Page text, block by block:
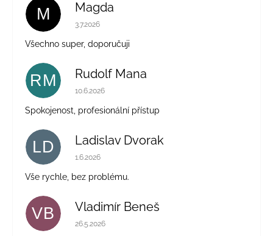
M Magda
Hodnocení obchodu je 5 z 5 hvězdiček.
3.7.2026
Všechno super, doporučuji
RM Rudolf Mana
Hodnocení obchodu je 5 z 5 hvězdiček.
10.6.2026
Spokojenost, profesionální přístup
LD Ladislav Dvorak
Hodnocení obchodu je 5 z 5 hvězdiček.
1.6.2026
Vše rychle, bez problému.
VB Vladimír Beneš
Hodnocení obchodu je 5 z 5 hvězdiček.
26.5.2026